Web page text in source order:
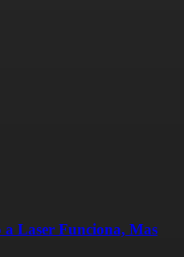
a Laser Funciona, Mas